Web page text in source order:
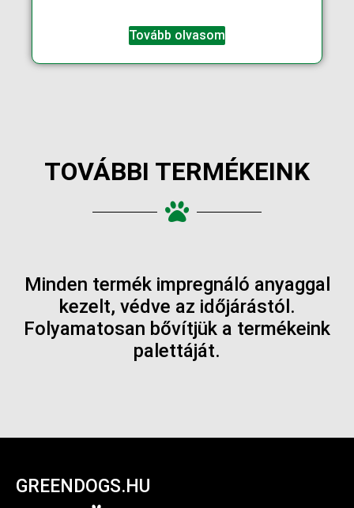
Tovább olvasom
TOVÁBBI TERMÉKEINK
Minden termék impregnáló anyaggal
kezelt, védve az időjárástól.
Folyamatosan bővítjük a termékeink
palettáját.
GREENDOGS.HU